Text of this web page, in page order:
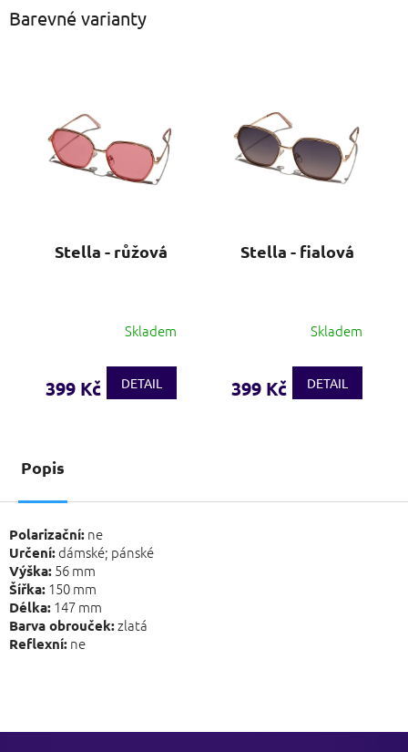
Barevné varianty
Stella - růžová
Skladem
399 Kč DETAIL
Stella - fialová
Skladem
399 Kč DETAIL
Popis
Polarizační: ne
Určení:dámské; pánské
Výška: 56 mm
Šířka: 150 mm
Délka: 147 mm
Barva obrouček:zlatá
Reflexní: ne